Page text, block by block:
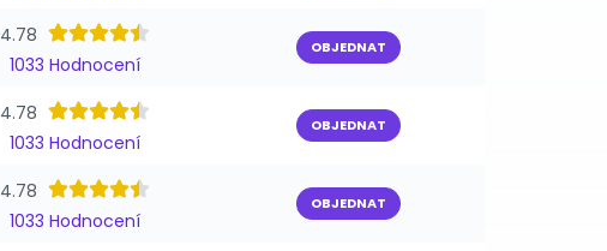
4.78
1033 Hodnocení
OBJEDNAT
4.78
1033 Hodnocení
OBJEDNAT
4.78
1033 Hodnocení
OBJEDNAT